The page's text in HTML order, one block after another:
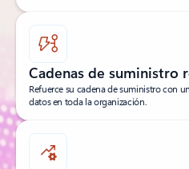
Cadenas de suministro
Refuerce su cadena de suministro con
datos en toda la organización.